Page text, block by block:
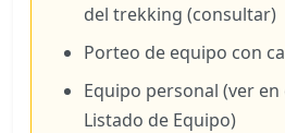
del trekking (consultar)
Porteo de equipo con
Equipo personal (ver
Listado de Equipo)